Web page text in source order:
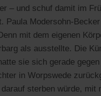
– und schuf damit im
Paula Modersohn-
mit dem eigenen
als ausstellte. Die
sie sich gerade
in Worpswede
sterben würde, mit